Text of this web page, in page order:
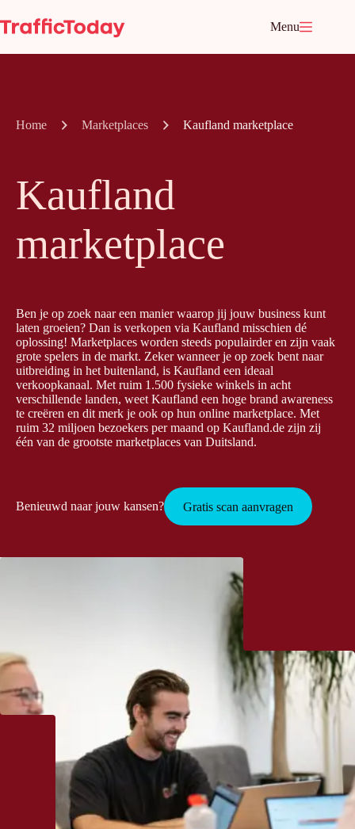
naar
de
Menu
Home Marketplaces Kaufland marketplace
Kaufland
marketplace
Ben je op zoek naar een manier waarop jij jouw business kunt
laten groeien? Dan is verkopen via Kaufland misschien dé
oplossing! Marketplaces worden steeds populairder en zijn vaak
grote spelers in de markt. Zeker wanneer je op zoek bent naar
uitbreiding in het buitenland, is Kaufland een ideaal
verkoopkanaal. Met ruim 1.500 fysieke winkels in acht
verschillende landen, weet Kaufland een hoge brand awareness
te creëren en dit merk je ook op hun online marketplace. Met
ruim 32 miljoen bezoekers per maand op Kaufland.de zijn zij
één van de grootste marketplaces van Duitsland.
Benieuwd naar jouw kansen? Gratis scan aanvragen